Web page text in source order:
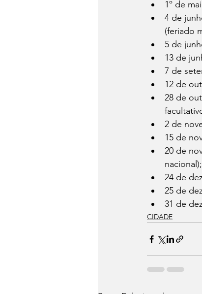
1º de
4 de
(feriado
5 de
13 de
7 de
12 de
28 de
2 de
15 de
20 de
nacional);
24 de
25 de
31 de
CIDADE